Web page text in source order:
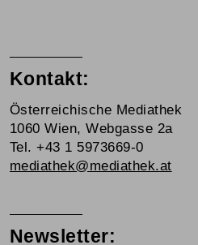
Kontakt:
Österreichische Mediathek
1060 Wien, Webgasse 2a
Tel. +43 1 5973669-0
mediathek@mediathek.at
Newsletter: